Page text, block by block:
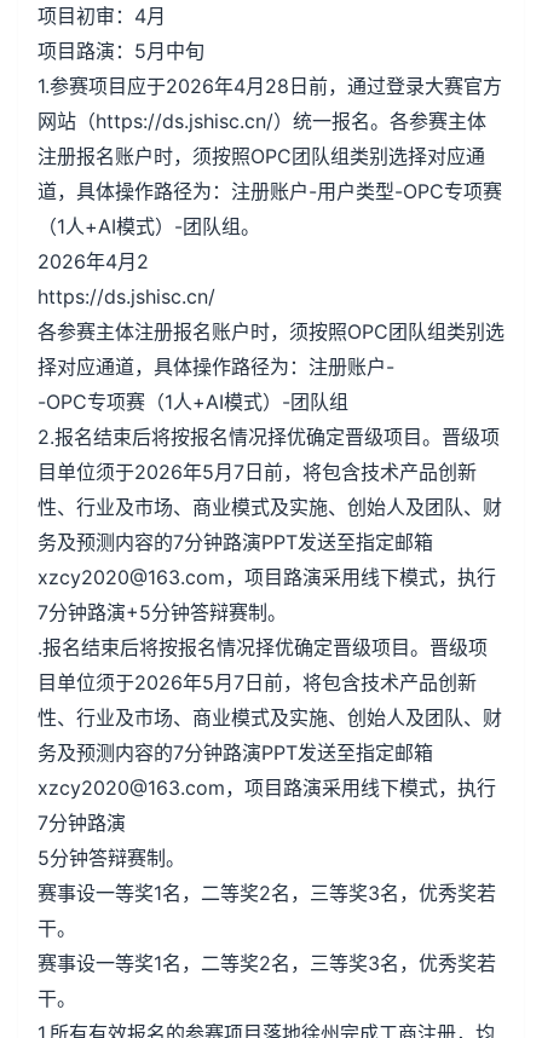
项目初审：4月
项目路演：5月中旬
1.参赛项目应于2026年4月28日前，通过登录大赛官方
网站（https://ds.jshisc.cn/）统一报名。各参赛主体
注册报名账户时，须按照OPC团队组类别选择对应通
道，具体操作路径为：注册账户-用户类型-OPC专项赛
（1人+AI模式）-团队组。
2026年4月2
https://ds.jshisc.cn/
各参赛主体注册报名账户时，须按照OPC团队组类别选
择对应通道，具体操作路径为：注册账户-
-OPC专项赛（1人+AI模式）-团队组
2.报名结束后将按报名情况择优确定晋级项目。晋级项
目单位须于2026年5月7日前，将包含技术产品创新
性、行业及市场、商业模式及实施、创始人及团队、财
务及预测内容的7分钟路演PPT发送至指定邮箱
xzcy2020@163.com，项目路演采用线下模式，执行
7分钟路演+5分钟答辩赛制。
.报名结束后将按报名情况择优确定晋级项目。晋级项
目单位须于2026年5月7日前，将包含技术产品创新
性、行业及市场、商业模式及实施、创始人及团队、财
务及预测内容的7分钟路演PPT发送至指定邮箱
xzcy2020@163.com，项目路演采用线下模式，执行
7分钟路演
5分钟答辩赛制。
赛事设一等奖1名，二等奖2名，三等奖3名，优秀奖若
干。
赛事设一等奖1名，二等奖2名，三等奖3名，优秀奖若
干。